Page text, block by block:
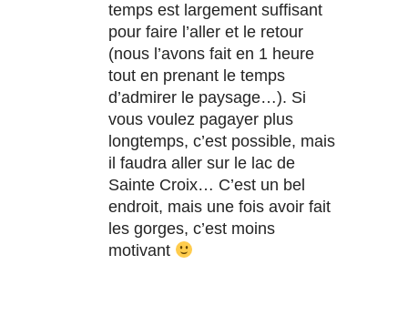
temps est largement suffisant
pour faire l’aller et le retour
(nous l’avons fait en 1 heure
tout en prenant le temps
d’admirer le paysage…). Si
vous voulez pagayer plus
longtemps, c’est possible, mais
il faudra aller sur le lac de
Sainte Croix… C’est un bel
endroit, mais une fois avoir fait
les gorges, c’est moins
motivant